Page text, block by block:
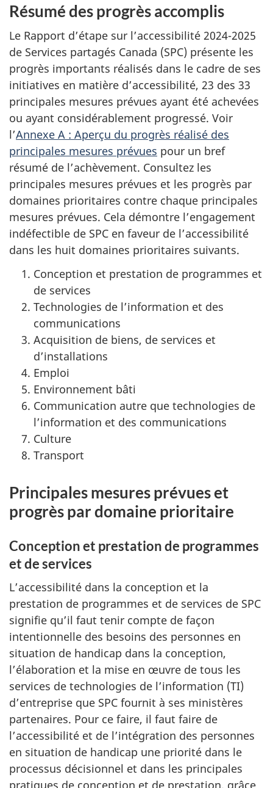
Résumé des progrès accomplis
Le Rapport d’étape sur l’accessibilité 2024-2025
de Services partagés Canada (SPC) présente les
progrès importants réalisés dans le cadre de ses
initiatives en matière d’accessibilité, 23 des 33
principales mesures prévues ayant été achevées
ou ayant considérablement progressé. Voir
l’Annexe A : Aperçu du progrès réalisé des
principales mesures prévues pour un bref
résumé de l’achèvement. Consultez les
principales mesures prévues et les progrès par
domaines prioritaires contre chaque principales
mesures prévues. Cela démontre l’engagement
indéfectible de SPC en faveur de l’accessibilité
dans les huit domaines prioritaires suivants.
Conception et prestation de programmes et
de services
Technologies de l’information et des
communications
Acquisition de biens, de services et
d’installations
Emploi
Environnement bâti
Communication autre que technologies de
l’information et des communications
Culture
Transport
Principales mesures prévues et
progrès par domaine prioritaire
Conception et prestation de programmes
et de services
L’accessibilité dans la conception et la
prestation de programmes et de services de SPC
signifie qu’il faut tenir compte de façon
intentionnelle des besoins des personnes en
situation de handicap dans la conception,
l’élaboration et la mise en œuvre de tous les
services de technologies de l’information (TI)
d’entreprise que SPC fournit à ses ministères
partenaires. Pour ce faire, il faut faire de
l’accessibilité et de l’intégration des personnes
en situation de handicap une priorité dans le
processus décisionnel et dans les principales